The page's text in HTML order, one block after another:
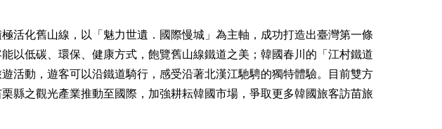
活化舊山線，以「魅力世遺．國際慢城」為主軸，成功打造出臺灣第一條
以低碳、環保、健康方式，飽覽舊山線鐵道之美；韓國春川的「江村鐵道
活動，遊客可以沿鐵道騎行，感受沿著北漢江馳騁的獨特體驗。目前雙方
縣之觀光產業推動至國際，加強耕耘韓國市場，爭取更多韓國旅客訪苗旅